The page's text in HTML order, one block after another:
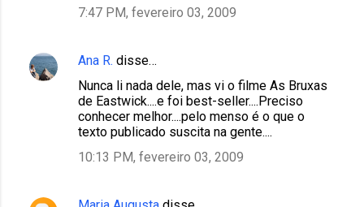
7:47 PM, fevereiro 03, 2009
Ana R. disse…
Nunca li nada dele, mas vi o filme As Bruxas
de Eastwick....e foi best-seller....Preciso
conhecer melhor....pelo menso é o que o
texto publicado suscita na gente....
10:13 PM, fevereiro 03, 2009